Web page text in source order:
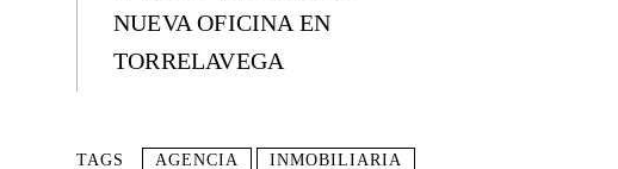
NUEVA OFICINA EN
TORRELAVEGA
TAGS AGENCIA
INMOBILIARIA